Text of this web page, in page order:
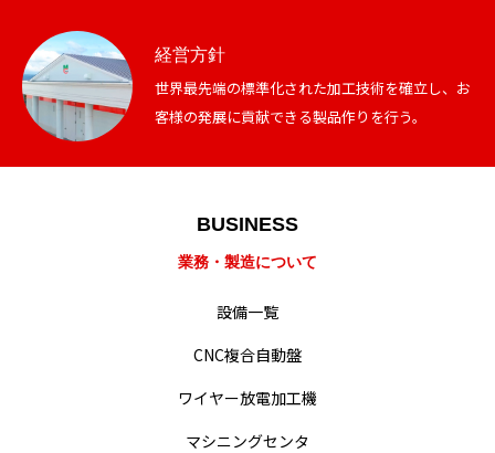
経営方針
世界最先端の標準化された加工技術を確立し、お
客様の発展に貢献できる製品作りを行う。
BUSINESS
業務・製造について
設備一覧
CNC複合自動盤
ワイヤー放電加工機
マシニングセンタ